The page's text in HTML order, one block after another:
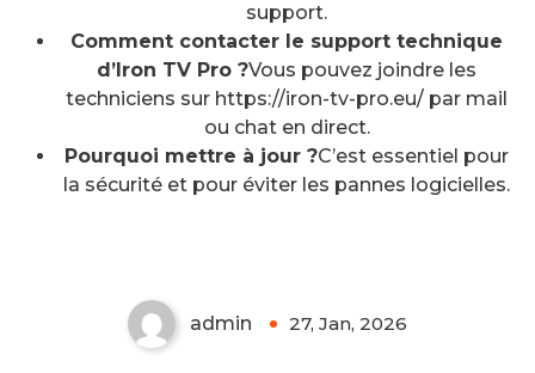
support.
Comment contacter le support technique
d’Iron TV Pro ?Vous pouvez joindre les
techniciens sur https://iron-tv-pro.eu/ par mail
ou chat en direct.
Pourquoi mettre à jour ?C’est essentiel pour
la sécurité et pour éviter les pannes logicielles.
Analyser votre réseau pour
admin 27, Jan, 2026